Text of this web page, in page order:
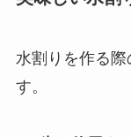
水割りを作る際
す。